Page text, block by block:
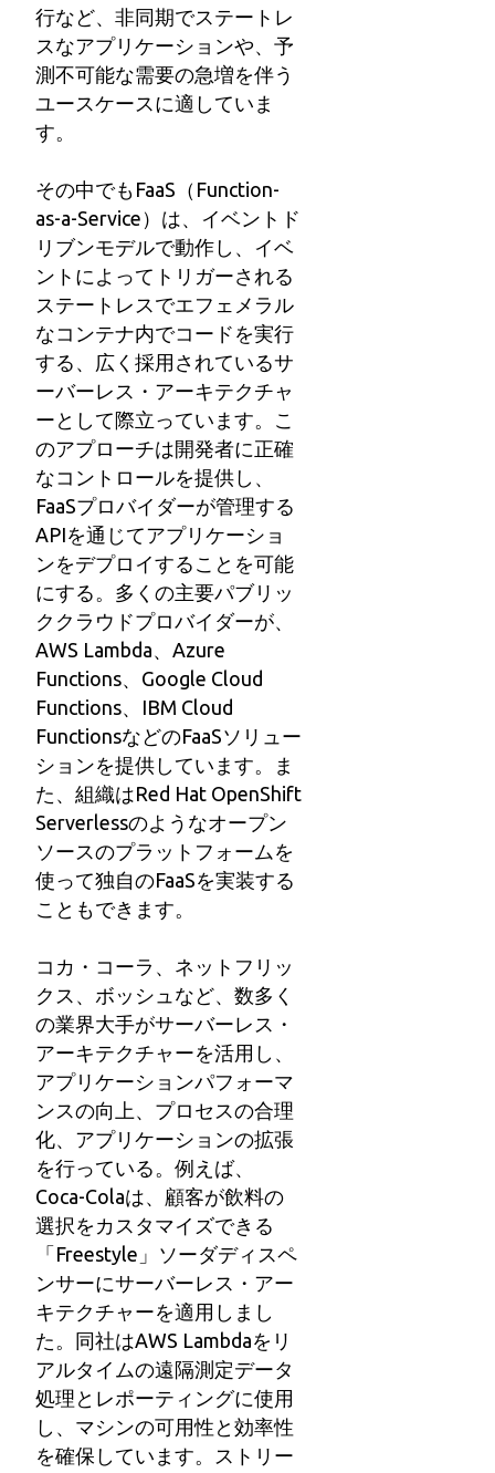
行など、非同期でステートレ
スなアプリケーションや、予
測不可能な需要の急増を伴う
ユースケースに適していま
す。
その中でもFaaS（Function-
as-a-Service）は、イベントド
リブンモデルで動作し、イベ
ントによってトリガーされる
ステートレスでエフェメラル
なコンテナ内でコードを実行
する、広く採用されているサ
ーバーレス・アーキテクチャ
ーとして際立っています。こ
のアプローチは開発者に正確
なコントロールを提供し、
FaaSプロバイダーが管理する
APIを通じてアプリケーショ
ンをデプロイすることを可能
にする。多くの主要パブリッ
ククラウドプロバイダーが、
AWS Lambda、Azure
Functions、Google Cloud
Functions、IBM Cloud
FunctionsなどのFaaSソリュー
ションを提供しています。ま
た、組織はRed Hat OpenShift
Serverlessのようなオープン
ソースのプラットフォームを
使って独自のFaaSを実装する
こともできます。
コカ・コーラ、ネットフリッ
クス、ボッシュなど、数多く
の業界大手がサーバーレス・
アーキテクチャーを活用し、
アプリケーションパフォーマ
ンスの向上、プロセスの合理
化、アプリケーションの拡張
を行っている。例えば、
Coca-Colaは、顧客が飲料の
選択をカスタマイズできる
「Freestyle」ソーダディスペ
ンサーにサーバーレス・アー
キテクチャーを適用しまし
た。同社はAWS Lambdaをリ
アルタイムの遠隔測定データ
処理とレポーティングに使用
し、マシンの可用性と効率性
を確保しています。ストリー